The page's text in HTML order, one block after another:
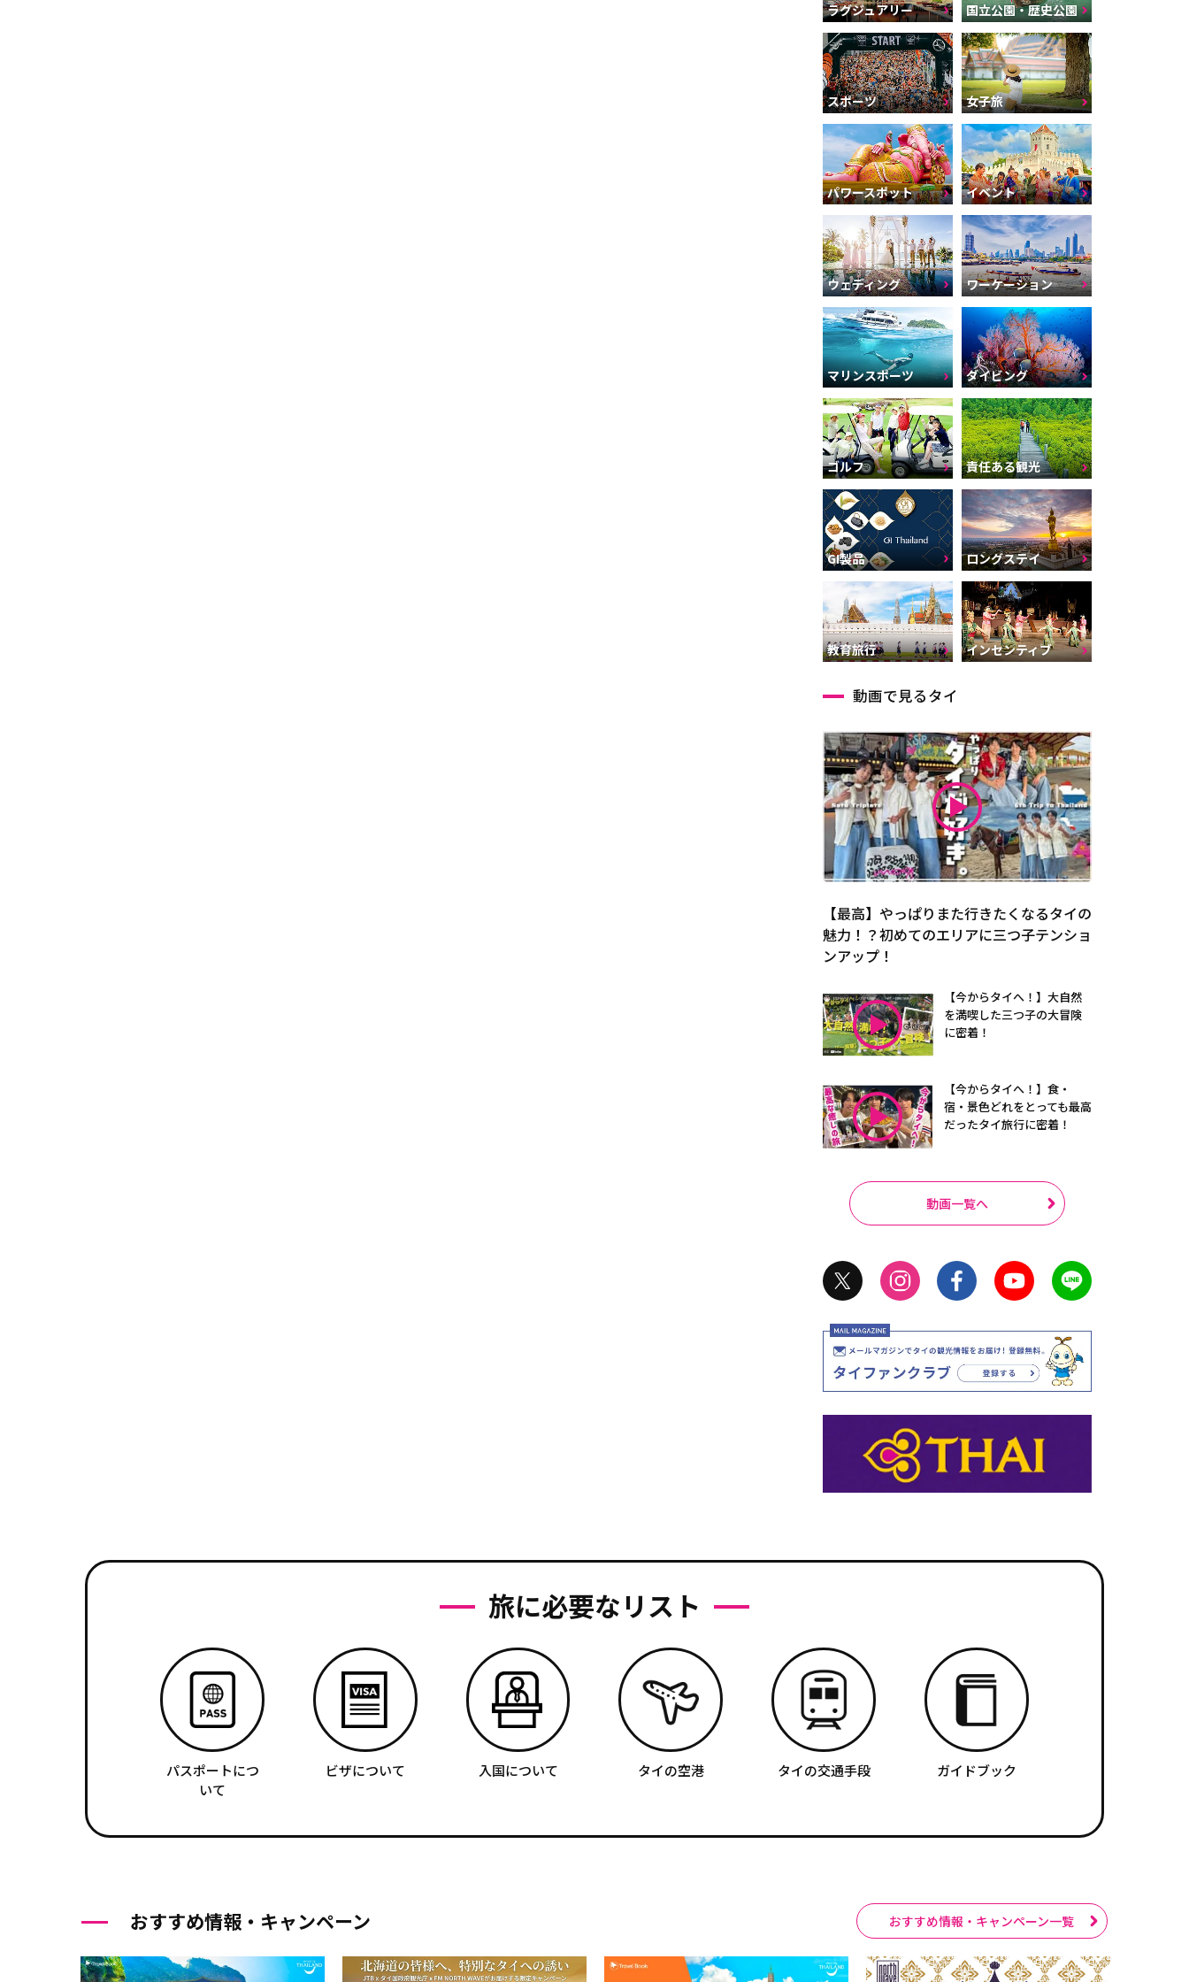
ラグジュアリー 国立公園・歴史公園
スポーツ 女子旅
パワースポット イベント
ウェディング ワーケーション
マリンスポーツ ダイビング
ゴルフ 責任ある観光
GI製品 ロングステイ
教育旅行 インセンティブ
動画で見るタイ
【最高】やっぱりまた行きたくなるタイの
魅力！？初めてのエリアに三つ子テンショ
ンアップ！
【今からタイへ！】大自然
を満喫した三つ子の大冒険
に密着！
【今からタイへ！】食・
宿・景色どれをとっても最高
だったタイ旅行に密着！
動画一覧へ
旅に必要なリスト
パスポートにつ
いて
ビザについて 入国について タイの空港 タイの交通手段 ガイドブック
おすすめ情報・キャンペーン おすすめ情報・キャンペーン一覧